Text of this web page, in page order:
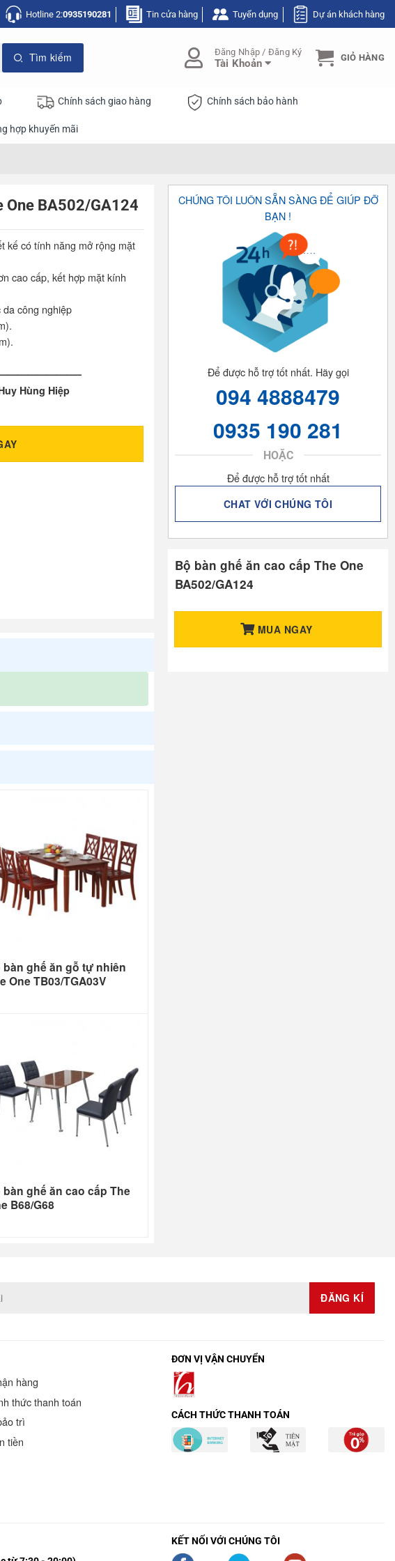
Hotline 2:0935190281 Tin cửa hàng Tuyển dụng Dự án khách hàng
Đăng Nhập / Đăng Ký
Tài Khoản GIỎ HÀNG
Chính sách giao hàng Chính sách bảo hành
hợp khuyến mãi
One BA502/GA124
kế có tính năng mở rộng mặt
cao cấp, kết hợp mặt kính
công nghiệp
Hùng Hiệp
bàn ghế ăn gỗ tự nhiên
One TB03/TGA03V
bàn ghế ăn cao cấp The
B68/G68
CHÚNG TÔI LUÔN SẴN SÀNG ĐỂ GIÚP ĐỠ
BẠN !
Để được hỗ trợ tốt nhất. Hãy gọi
094 4888479
0935 190 281
HOẶC
Để được hỗ trợ tốt nhất
CHAT VỚI CHÚNG TÔI
Bộ bàn ghế ăn cao cấp The One
BA502/GA124
MUA NGAY
hàng
thức thanh toán
trì
tiền
ĐƠN VỊ VẬN CHUYỂN
CÁCH THỨC THANH TOÁN
KẾT NỐI VỚI CHÚNG TÔI